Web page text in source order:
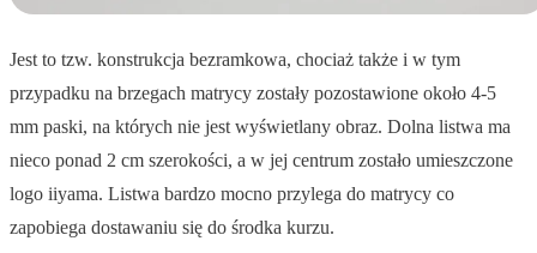
Jest to tzw. konstrukcja bezramkowa, chociaż także i w tym
przypadku na brzegach matrycy zostały pozostawione około 4-5
mm paski, na których nie jest wyświetlany obraz. Dolna listwa ma
nieco ponad 2 cm szerokości, a w jej centrum zostało umieszczone
logo iiyama. Listwa bardzo mocno przylega do matrycy co
zapobiega dostawaniu się do środka kurzu.